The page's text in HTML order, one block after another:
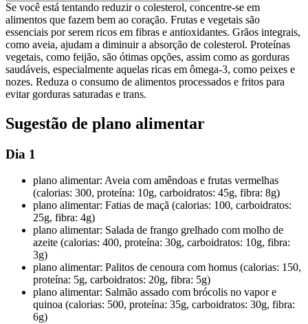
Se você está tentando reduzir o colesterol, concentre-se em
alimentos que fazem bem ao coração. Frutas e vegetais são
essenciais por serem ricos em fibras e antioxidantes. Grãos integrais,
como aveia, ajudam a diminuir a absorção de colesterol. Proteínas
vegetais, como feijão, são ótimas opções, assim como as gorduras
saudáveis, especialmente aquelas ricas em ômega-3, como peixes e
nozes. Reduza o consumo de alimentos processados e fritos para
evitar gorduras saturadas e trans.
Sugestão de plano alimentar
Dia 1
plano alimentar: Aveia com amêndoas e frutas vermelhas
(calorias: 300, proteína: 10g, carboidratos: 45g, fibra: 8g)
plano alimentar: Fatias de maçã (calorias: 100, carboidratos:
25g, fibra: 4g)
plano alimentar: Salada de frango grelhado com molho de
azeite (calorias: 400, proteína: 30g, carboidratos: 10g, fibra:
3g)
plano alimentar: Palitos de cenoura com homus (calorias: 150,
proteína: 5g, carboidratos: 20g, fibra: 5g)
plano alimentar: Salmão assado com brócolis no vapor e
quinoa (calorias: 500, proteína: 35g, carboidratos: 30g, fibra:
6g)